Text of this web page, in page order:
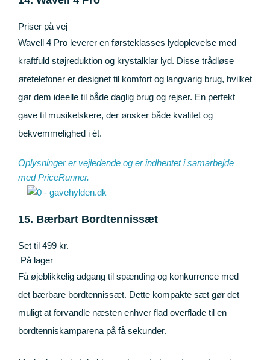
Priser på vej
Wavell 4 Pro leverer en førsteklasses lydoplevelse med
kraftfuld støjreduktion og krystalklar lyd. Disse trådløse
øretelefoner er designet til komfort og langvarig brug, hvilket
gør dem ideelle til både daglig brug og rejser. En perfekt
gave til musikelskere, der ønsker både kvalitet og
bekvemmelighed i ét.
Oplysninger er vejledende og er indhentet i samarbejde
medPriceRunner.
15. Bærbart Bordtennissæt
Set til 499 kr.
På lager
Få øjeblikkelig adgang til spænding og konkurrence med
det bærbare bordtennissæt. Dette kompakte sæt gør det
muligt at forvandle næsten enhver flad overflade til en
bordtenniskamparena på få sekunder.